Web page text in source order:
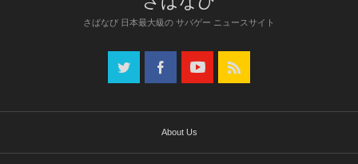
さばなび 日本最大級の サバゲー ニュースサイト
About Us